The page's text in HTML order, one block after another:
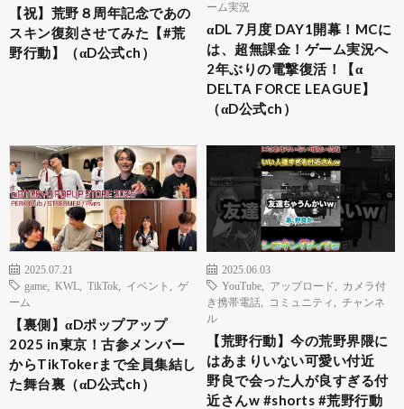
【祝】荒野８周年記念であの
スキン復刻させてみた【#荒
野行動】（αD公式ch）
ーム実況
αDL 7月度 DAY1開幕！MCに
は、超無課金！ゲーム実況へ
2年ぶりの電撃復活！【α
DELTA FORCE LEAGUE】
（αD公式ch）
2025.07.21
game
KWL TikTok イベント
ゲ
ーム
【裏側】αDポップアップ
2025 in東京！古参メンバー
からTikTokerまで全員集結し
た舞台裏（αD公式ch）
2025.06.03
YouTube
アップロード
カメラ付
き携帯電話
コミュニティ
チャンネ
ル
【荒野行動】今の荒野界隈に
はあまりいない可愛い付近
野良で会った人が良すぎる付
近さんw #shorts #荒野行動